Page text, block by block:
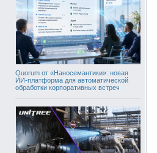
Quorum от «Наносемантики»: новая
ИИ-платформа для автоматической
обработки корпоративных встреч